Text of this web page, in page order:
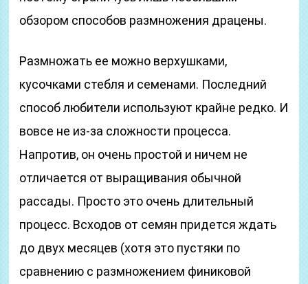
обзором способов размножения драцены.
Размножать ее можно верхушками,
кусочками стебля и семенами. Последний
способ любители используют крайне редко. И
вовсе не из-за сложности процесса.
Напротив, он очень простой и ничем не
отличается от выращивания обычной
рассады. Просто это очень длительный
процесс. Всходов от семян придется ждать
до двух месяцев (хотя это пустяки по
сравнению с размножением финиковой